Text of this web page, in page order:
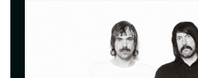
Infos pratiques